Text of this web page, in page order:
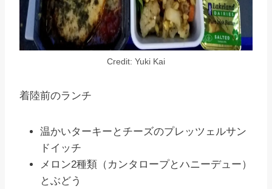
Credit: Yuki Kai
着陸前のランチ
温かいターキーとチーズのプレッツェルサン
ドイッチ
メロン2種類（カンタロープとハニーデュー）
とぶどう